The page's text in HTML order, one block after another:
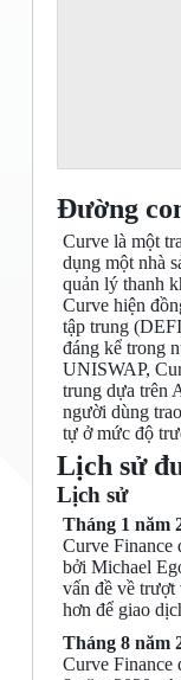
Đường
Curve là một
dụng một nhà
quản lý thanh
Curve hiện
tập trung
đáng kể trong
UNISWAP,
trung dựa trên
người dùng
tự ở mức độ
Lịch sử
Lịch sử
Tháng 1 năm
Curve Finance
bởi Michael
vấn đề về trượt
hơn để giao
Tháng 8 năm
Curve Finance